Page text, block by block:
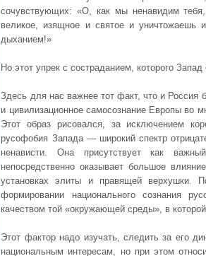
сочувствующих: «О, как мы ненавидим
великое, изящное и святое и уничтожаешь
дыханием!»
Но этот упрек с состраданием, которого
Здесь для нас важнее тот факт, что и
и цивилизационное самосознание Европы во
Этот образ рисовался, за исключением
русофобия Запада — широкий спектр
ненависти. Она присутствует как
непосредственно оказывает большое
установках элиты и правящей верхушки.
формировании национального сознания
качеством той «окружающей среды», в
Этот фактор надо изучать, следить за его
национальным интересам, но при этом